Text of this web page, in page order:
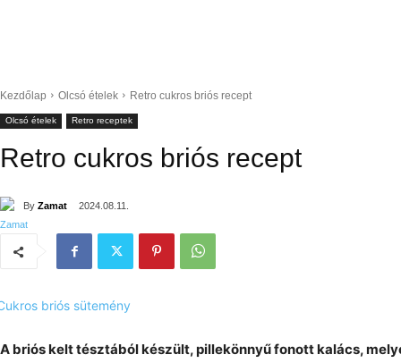
Kezdőlap Olcsó ételek Retro cukros briós recept
Olcsó ételek Retro receptek
Retro cukros briós recept
By Zamat 2024.08.11.
A briós kelt tésztából készült, pillekönnyű fonott kalács,